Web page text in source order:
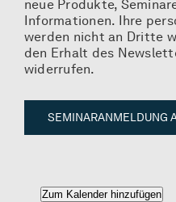
neue Produkte,
Informationen. Ihre
werden nicht an Dritte
den Erhalt des
widerrufen.
Zum Kalender hinzufügen